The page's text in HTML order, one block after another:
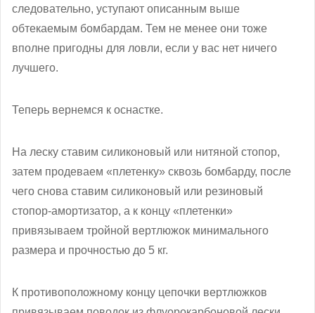
следовательно, уступают описанным выше
обтекаемым бомбардам. Тем не менее они тоже
вполне пригодны для ловли, если у вас нет ничего
лучшего.
Теперь вернемся к оснастке.
На леску ставим силиконовый или нитяной стопор,
затем продеваем «плетенку» сквозь бомбарду, после
чего снова ставим силиконовый или резиновый
стопор-амортизатор, а к концу «плетенки»
привязываем тройной вертлюжок минимального
размера и прочностью до 5 кг.
К противоположному концу цепочки вертлюжков